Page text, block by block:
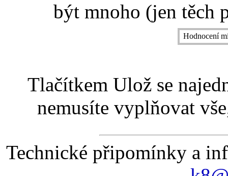
být mnoho (jen těch
Hodnocení
Tlačítkem Ulož se
nemusíte vyplňovat
Technické připomínky a